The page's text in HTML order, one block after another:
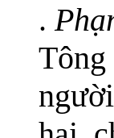
.
Tông